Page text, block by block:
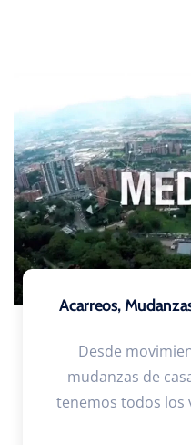
Acarreos,
Desde
mudanzas de
tenemos todos los